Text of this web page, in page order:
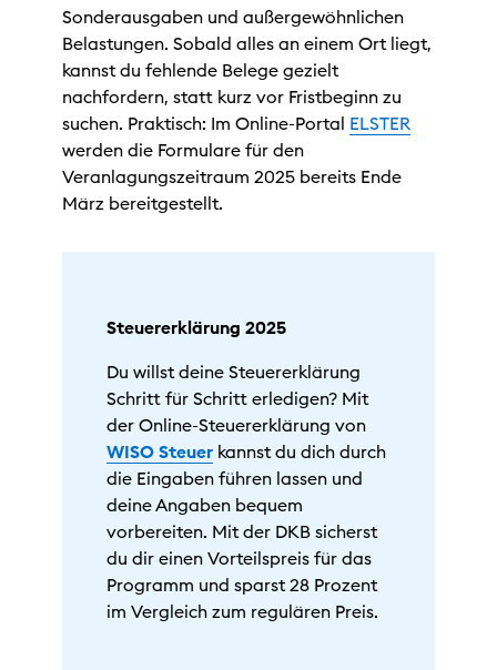
Sonderausgaben und außergewöhnlichen
Belastungen. Sobald alles an einem Ort liegt,
kannst du fehlende Belege gezielt
nachfordern, statt kurz vor Fristbeginn zu
suchen. Praktisch: Im Online-Portal ELSTER
werden die Formulare für den
Veranlagungszeitraum 2025 bereits Ende
März bereitgestellt.
Steuererklärung 2025
Du willst deine Steuererklärung
Schritt für Schritt erledigen? Mit
der Online-Steuererklärung von
WISO Steuerkannst du dich durch
die Eingaben führen lassen und
deine Angaben bequem
vorbereiten. Mit der DKB sicherst
du dir einen Vorteilspreis für das
Programm und sparst 28 Prozent
im Vergleich zum regulären Preis.